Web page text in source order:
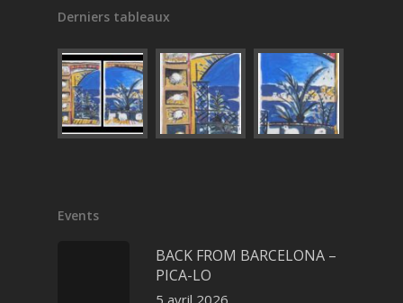
Derniers tableaux
Events
BACK FROM BARCELONA –
PICA-LO
5 avril 2026